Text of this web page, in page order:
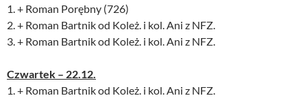
1. + Roman Porębny (726)
2. + Roman Bartnik od Koleż. i kol. Ani z NFZ.
3. + Roman Bartnik od Koleż. i kol. Ani z NFZ.
Czwartek – 22.12.
1. + Roman Bartnik od Koleż. i kol. Ani z NFZ.